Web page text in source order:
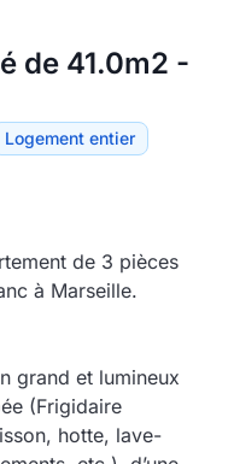
de 41.0m2 -
Logement entier
de 3 pièces
à Marseille.
grand et lumineux
(Frigidaire
hotte, lave-